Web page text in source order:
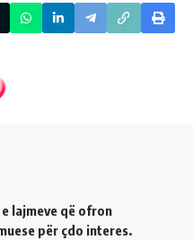
lajmeve që ofron
për çdo interes.